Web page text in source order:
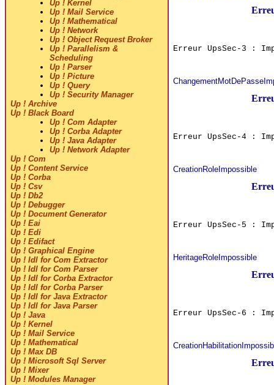
Up ! Kernel
Up ! Mail Service
Up ! Mathematical
Up ! Network
Up ! Object Request Broker
Up ! Parallelism &
Scheduling
Up ! Parser
Up ! Picture
Up ! Query
Up ! Security Manager
Up ! Archive
Up ! Black Board
Up ! Com Adapter
Up ! Corba Adapter
Up ! Java Adapter
Up ! Network Adapter
Up ! Com
Up ! Content Service
Up ! Corba
Up ! Csv
Up ! Db2
Up ! Debugger
Up ! Document Generator
Up ! Eai
Up ! Edi
Up ! Edifact
Up ! Graphical Engine
Up ! Idl for Com Extractor
Up ! Idl for Com Parser
Up ! Idl for Corba Extractor
Up ! Idl for Corba Parser
Up ! Idl for Java Extractor
Up ! Idl for Java Parser
Up ! Java
Up ! Kernel
Up ! Mail Service
Up ! Mathematical
Up ! Max DB
Up ! Microsoft Sql Server
Up ! Mixer
Up ! Modules Manager
Erreur UpsSec-3 :
Erreur UpsSec-4 :
CreationRoleImpossible
Erreur UpsSec-5 :
HeritageRoleImpossible
Erreur UpsSec-6 :